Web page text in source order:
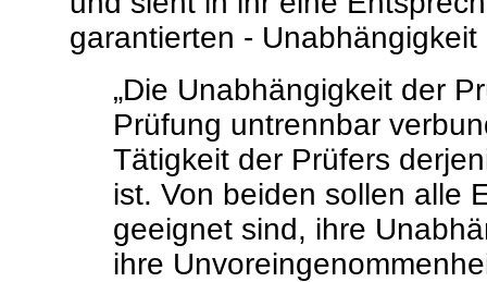
garantierten -
„Die Unabhängigkeit der
Prüfung untrennbar
Tätigkeit der Prüfers
ist. Von beiden sollen alle
geeignet sind, ihre
ihre